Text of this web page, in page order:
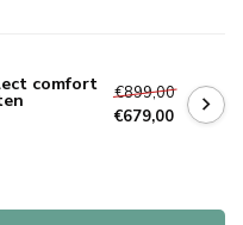
comfort
€899,00
€679,00